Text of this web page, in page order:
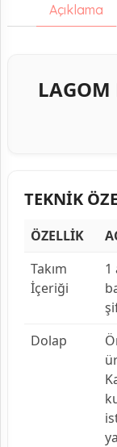
Açıklama
LAGOM
TEKNİK
ÖZELLİK
Takım
İçeriği
1
Dolap